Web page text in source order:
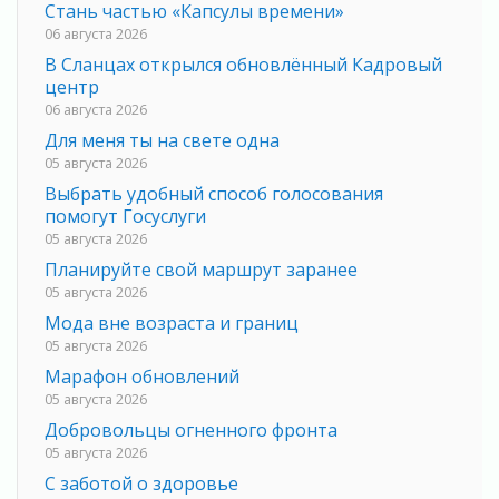
Стань частью «Капсулы времени»
06 августа 2026
В Сланцах открылся обновлённый Кадровый
центр
06 августа 2026
Для меня ты на свете одна
05 августа 2026
Выбрать удобный способ голосования
помогут Госуслуги
05 августа 2026
Планируйте свой маршрут заранее
05 августа 2026
Мода вне возраста и границ
05 августа 2026
Марафон обновлений
05 августа 2026
Добровольцы огненного фронта
05 августа 2026
С заботой о здоровье